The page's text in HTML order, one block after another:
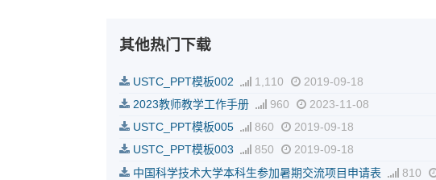
其他热门下载
USTC_PPT模板002 1,110
2019-09-18
2023教师教学工作手册
960
2023-11-08
USTC_PPT模板005
860
2019-09-18
USTC_PPT模板003
850
2019-09-18
中国科学技术大学本科生参加暑期交流项目申请表
810